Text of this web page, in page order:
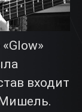
входит